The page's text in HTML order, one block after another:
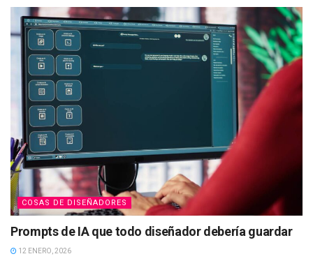
COSAS DE DISEÑADORES
Prompts de IA que todo diseñador debería guardar
12 ENERO, 2026